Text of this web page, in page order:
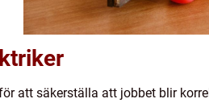
att säkerställa att jobbet blir